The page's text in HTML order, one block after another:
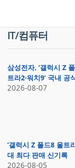
IT/컴퓨터
삼성전자, ‘갤럭시 Z
트라2·워치9’ 국내 공
2026-08-07
‘갤럭시 Z 폴드8 울트
대 최다 판매 신기록
2026-08-05